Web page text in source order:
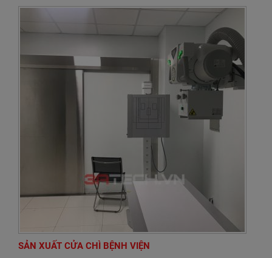
SẢN XUẤT CỬA CHÌ BỆNH VIỆN